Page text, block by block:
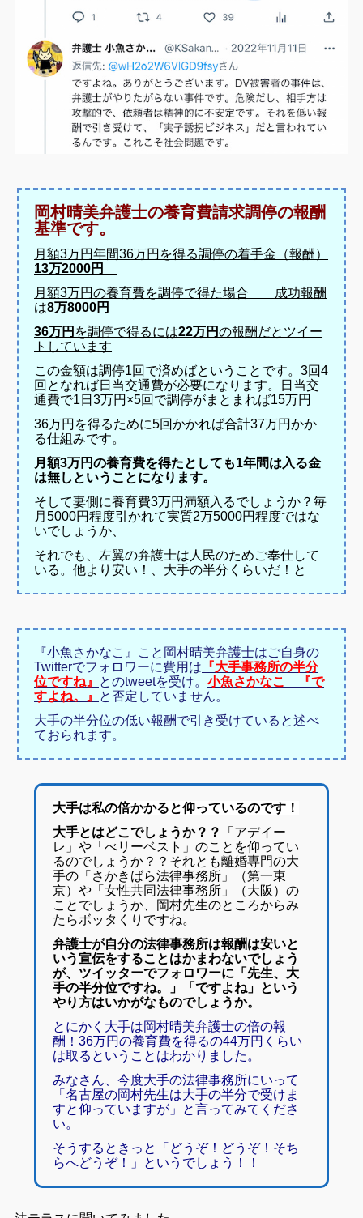
岡村晴美弁護士の養育費請求調停の報酬
基準です。
月額3万円年間36万円を得る調停の着手金（報酬）
13万2000円
月額3万円の養育費を調停で得た場合 成功報酬
は8万8000円
36万円 を調停で得るには22万円の報酬だとツイー
トしています
この金額は調停1回で済めばということです。3回4
回となれば日当交通費が必要になります。日当交
通費で1日3万円×5回で調停がまとまれば15万円
36万円を得るために5回かかれば合計37万円かか
る仕組みです。
月額3万円の養育費を得たとしても1年間は入る金
は無しということになります。
そして妻側に養育費3万円満額入るでしょうか？毎
月5000円程度引かれて実質2万5000円程度ではな
いでしょうか、
それでも、左翼の弁護士は人民のためご奉仕して
いる。他より安い！、大手の半分くらいだ！と
『小魚さかなこ』こと岡村晴美弁護士はご自身の
Twitterでフォロワーに費用は 『大手事務所の半分
位ですね』
とのtweetを受け。小魚さかなこ 『で
すよね。』
と否定していません。
大手の半分位の低い報酬で引き受けていると述べ
ておられます。
大手は私の倍かかると仰っているのです！
大手とはどこでしょうか？？
「 アデイー
レ」や「べリーベスト」のことを仰ってい
るのでしょうか？？それとも離婚専門の大
手の「さかきばら法律事務所」（第一東
京）や「女性共同法律事務所」（大阪）の
ことでしょうか、岡村先生のところからみ
たらボッタくりですね。
弁護士が自分の法律事務所は報酬は安いと
いう宣伝をすることはかまわないでしょう
が、ツイッターでフォロワーに「先生、大
手の半分位ですね。」「ですよね」という
やり方はいかがなものでしょうか。
とにかく大手は岡村晴美弁護士の倍の報
酬！36万円の養育費を得るの44万円くらい
は取るということはわかりました。
みなさん、今度大手の法律事務所にいって
「名古屋の岡村先生は大手の半分で受けま
すと仰っていますが」と言ってみてくださ
い。
そうするときっと「どうぞ！どうぞ！そち
らへどうぞ！」というでしょう！！